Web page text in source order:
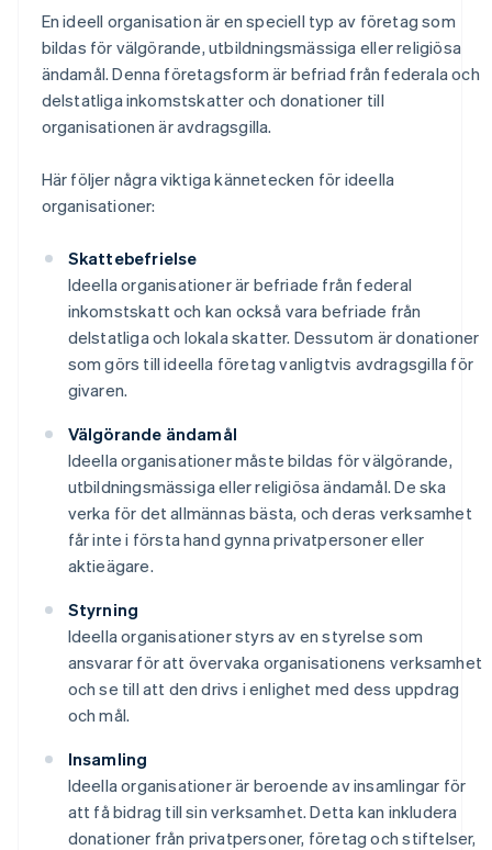
En ideell organisation är en speciell typ av företag som
bildas för välgörande, utbildningsmässiga eller religiösa
ändamål. Denna företagsform är befriad från federala och
delstatliga inkomstskatter och donationer till
organisationen är avdragsgilla.
Här följer några viktiga kännetecken för ideella
organisationer:
Skattebefrielse
Ideella organisationer är befriade från federal
inkomstskatt och kan också vara befriade från
delstatliga och lokala skatter. Dessutom är donationer
som görs till ideella företag vanligtvis avdragsgilla för
givaren.
Välgörande ändamål
Ideella organisationer måste bildas för välgörande,
utbildningsmässiga eller religiösa ändamål. De ska
verka för det allmännas bästa, och deras verksamhet
får inte i första hand gynna privatpersoner eller
aktieägare.
Styrning
Ideella organisationer styrs av en styrelse som
ansvarar för att övervaka organisationens verksamhet
och se till att den drivs i enlighet med dess uppdrag
och mål.
Insamling
Ideella organisationer är beroende av insamlingar för
att få bidrag till sin verksamhet. Detta kan inkludera
donationer från privatpersoner, företag och stiftelser,